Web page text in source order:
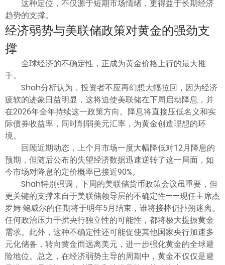
这种定位，不仅源于短期市场情绪，更得益于长期经济
趋势的支撑。
经济弱势与美联储政策对黄金的强劲支
撑
全球经济的不确定性，正成为黄金价格上行的最大推
手。
Shah分析认为，投资者不应再幻想大幅拉回，因为经济
疲软的迹象日益明显，这将迫使美联储在下周启动降息，并
在2026年全年持续这一政策方向。降息将直接压低名义和实
际债券收益率，同时削弱美元汇率，为黄金创造理想的环
境。
回顾近期动态，上个月市场一度大幅降低对12月降息的
预期，但随后公布的失望经济数据迅速逆转了这一局面，如
今市场对降息的定价概率已接近90%。
Shah特别强调，下周的美联储货币政策会议虽重要，但
更关键的支撑来自于美联储领导层的不确定性——现任主席杰
罗姆·鲍威尔的任期将于明年5月结束，谁将接棒仍扑朔迷离。
任何政治压力干扰央行独立性的可能性，都将极大提振黄金
需求。此外，这种不确定性还可能促使其他国家央行加速多
元化储备，转向黄金而远离美元，进一步强化黄金的全球避
险地位。总之，在经济弱势主导的周期中，黄金不仅仅是避